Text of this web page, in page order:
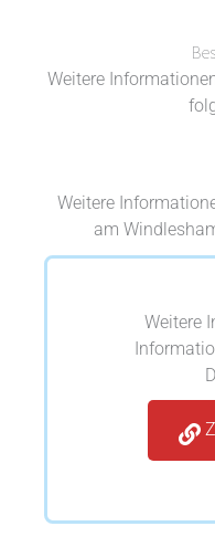
Weitere
Weitere
am
Weitere